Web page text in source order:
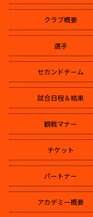
クラブ概要
選手
セカンドチーム
試合日程＆結果
観戦マナー
チケット
パートナー
アカデミー概要